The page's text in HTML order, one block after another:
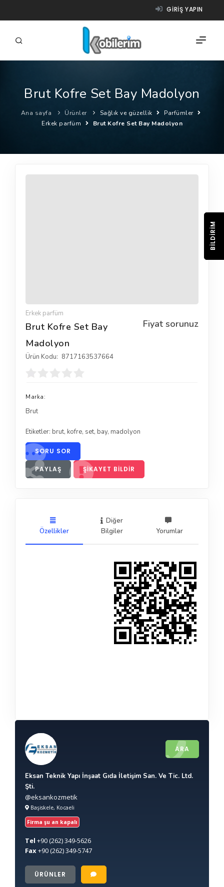
GIRIŞ YAPIN
FIRMALAR
ÜRÜNLER
NASIL ÇALIŞIR?
Brut Kofre Set Bay Madolyon
Ana sayfa Ürünler Sağlık ve güzellik
Parfümler
Erkek parfüm
Brut Kofre Set Bay Madolyon
Erkek parfüm
Fiyat sorunuz
Brut Kofre Set Bay
Madolyon
Ürün Kodu: 8717163537664
Marka:
Brut
Etiketler: brut, kofre, set, bay, madolyon
SORU SOR
PAYLAŞ ŞIKAYET BILDIR
Özellikler
Diğer
Bilgiler
Yorumlar
ARA
Eksan Teknik Yapı İnşaat Gıda İletişim San. Ve Tic. Ltd.
Şti.
@eksankozmetik
Başiskele, Kocaeli
Firma şu an kapalı
Tel +90(262) 349-5626
Fax+90(262) 349-5747
ÜRÜNLER
BILDIRIM